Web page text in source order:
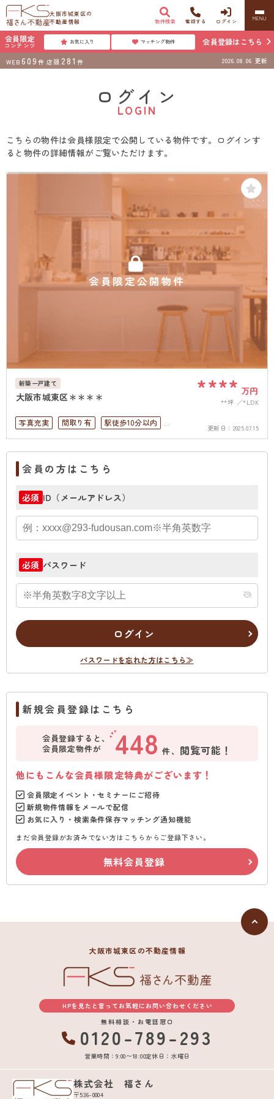
大阪市城東区の
不動産情報
物件検索 電話する ログイン MENU
会員限定
コンテンツ お気に入り マッチング物件 会員登録はこちら
WEB 609 件 店頭 281 件 2026.08.06 更新
ログイン
LOGIN
こちらの物件は会員様限定で公開している物件です。ログインす
ると物件の詳細情報がご覧いただけます。
会員限定公開物件
新築一戸建て
大阪市城東区＊＊＊＊ **** 万円
**坪 *LDK
写真充実 間取り有
駅徒歩10分以内
ペット可
駐車場１台無料 上下水道完備
更新日： 2025.07.15
会員の方はこちら
必須 ID（メールアドレス）
必須 パスワード
ログイン
パスワードを忘れた方はこちら≫
新規会員登録はこちら
会員登録すると、
会員限定物件が
448 件、 閲覧可能！
他にもこんな会員様限定特典がございます！
会員限定イベント・セミナーにご招待
新規物件情報をメールで配信
お気に入り・検索条件保存マッチング通知機能
まだ会員登録がお済みでない方はこちらからご登録下さい。
無料会員登録
大阪市城東区の不動産情報
HPを見たと言ってお気軽にお問い合わせください
無料相談・お電話窓口
0120-789-293
営業時間：9:00〜18:00定休日：水曜日
株式会社 福さん
〒536-0004